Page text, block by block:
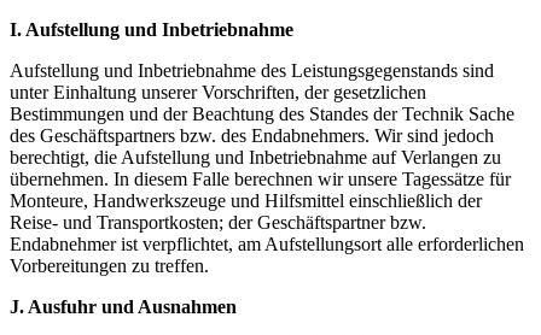
I. Aufstellung und Inbetriebnahme
Aufstellung und Inbetriebnahme des Leistungsgegenstands sind
unter Einhaltung unserer Vorschriften, der gesetzlichen
Bestimmungen und der Beachtung des Standes der Technik Sache
des Geschäftspartners bzw. des Endabnehmers. Wir sind jedoch
berechtigt, die Aufstellung und Inbetriebnahme auf Verlangen zu
übernehmen. In diesem Falle berechnen wir unsere Tagessätze für
Monteure, Handwerkszeuge und Hilfsmittel einschließlich der
Reise- und Transportkosten; der Geschäftspartner bzw.
Endabnehmer ist verpflichtet, am Aufstellungsort alle erforderlichen
Vorbereitungen zu treffen.
J. Ausfuhr und Ausnahmen